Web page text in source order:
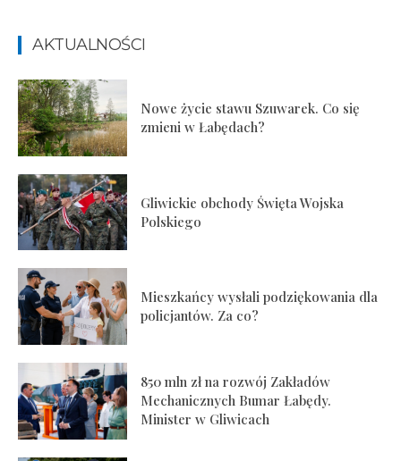
AKTUALNOŚCI
Nowe życie stawu Szuwarek. Co się
zmieni w Łabędach?
Gliwickie obchody Święta Wojska
Polskiego
Mieszkańcy wysłali podziękowania dla
policjantów. Za co?
850 mln zł na rozwój Zakładów
Mechanicznych Bumar Łabędy.
Minister w Gliwicach